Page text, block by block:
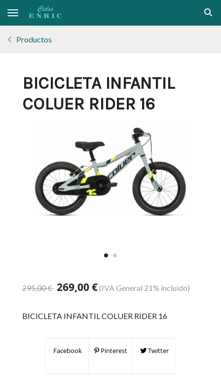
Toggle navigation
Productos
BICICLETA INFANTIL
COLUER RIDER 16
295,00 € 269,00 €(IVA General 21% incluido)
BICICLETA INFANTIL COLUER RIDER 16
Facebook Pinterest Twitter